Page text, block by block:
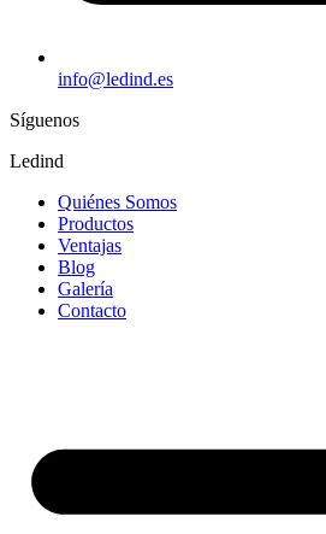
info@ledind.es
Síguenos
Ledind
Quiénes Somos
Productos
Ventajas
Blog
Galería
Contacto